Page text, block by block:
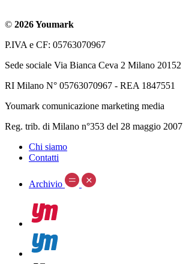
© 2026 Youmark
P.IVA e CF: 05763070967
Sede sociale Via Bianca Ceva 2 Milano 20152
RI Milano N° 05763070967 - REA 1847551
Youmark comunicazione marketing media
Reg. trib. di Milano n°353 del 28 maggio 2007
Chi siamo
Contatti
Archivio